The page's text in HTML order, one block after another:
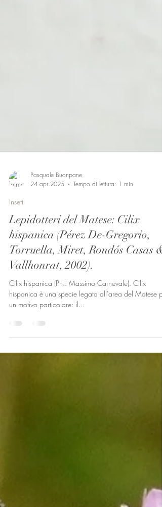
Pasquale Buonpane
24 apr 2025
Tempo di lettura: 1 min
Insetti
Lepidotteri del Matese: Cilix
hispanica (Pérez De-Gregorio,
Torruella, Miret, Rondós Casas &
Vallhonrat, 2002).
Cilix hispanica (Ph.: Massimo Carnevale). Cilix